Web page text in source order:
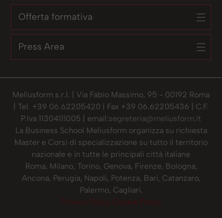
Offerta formativa
Press Area
Meliusform s.r.l. | Via Fabio Massimo, 95 - 00192 Roma
| Tel. +39 06.62205420 | Fax +39 06.62205436 | C.F.
P.Iva 11304111005 | email:segreteria@meliusform.it
La Business School Meliusform organizza su richiesta
Master e Corsi di specializzazione su tutto il territorio
nazionale e in tutte le principali città italiane
Roma, Milano, Torino, Genova, Firenze, Bologna,
Ancona, Perugia, Napoli, Potenza, Bari, Catanzaro,
Palermo, Cagliari.
Privacy Policy Cookie Policy